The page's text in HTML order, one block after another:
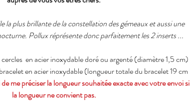
la plus brillante de la constellation des gémeaux et aussi une
Pollux réprésente donc parfaitement les 2 inserts ...
en acier inoxydable doré ou argenté (diamètre 1,5 cm)
en acier inoxydable (longueur totale du bracelet 19 cm
me préciser la longueur souhaitée exacte avec votre envoi si
la longueur ne convient pas.